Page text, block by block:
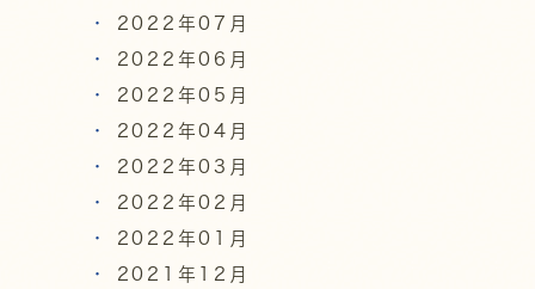
2022年07月
2022年06月
2022年05月
2022年04月
2022年03月
2022年02月
2022年01月
2021年12月